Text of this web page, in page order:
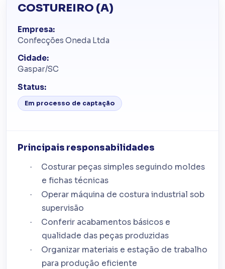
COSTUREIRO (A)
Empresa:
Confecções Oneda Ltda
Cidade:
Gaspar/SC
Status:
Em processo de captação
Principais responsabilidades
·
Costurar peças simples seguindo moldes
e fichas técnicas
·
Operar máquina de costura industrial sob
supervisão
·
Conferir acabamentos básicos e
qualidade das peças produzidas
·
Organizar materiais e estação de trabalho
para produção eficiente